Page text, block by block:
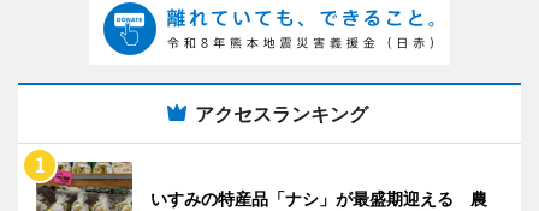
アクセスランキング
いすみの特産品「ナシ」が最盛期迎える 農